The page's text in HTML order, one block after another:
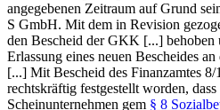
angegebenen Zeitraum auf Grund
S GmbH. Mit dem in Revision
den Bescheid der GKK [...] behoben
Erlassung eines neuen Bescheides
[...] Mit Bescheid des Finanzamtes
rechtskräftig festgestellt worden,
Scheinunternehmen gem § 8